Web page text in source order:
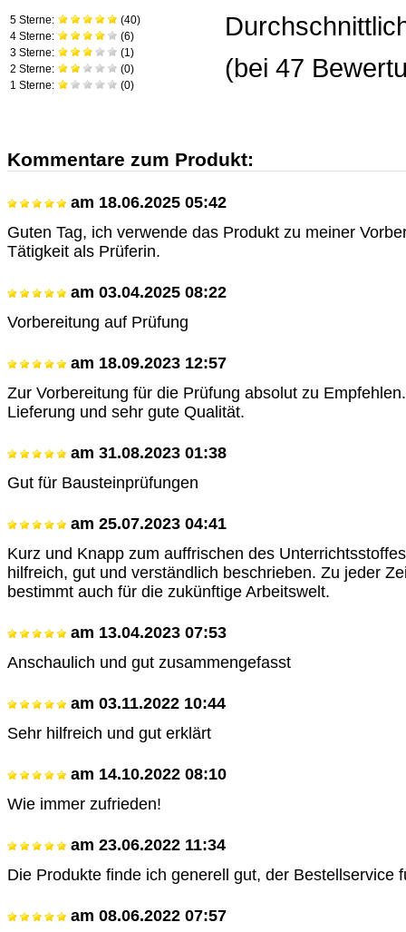
5 Sterne: (40)
4 Sterne:
(6)
3 Sterne:
(1)
2 Sterne:
(0)
1 Sterne:
(0)
(bei 47
Kommentare zum Produkt:
am 18.06.2025 05:42
Guten Tag, ich verwende das Produkt zu meiner
Tätigkeit als Prüferin.
am 03.04.2025 08:22
Vorbereitung auf Prüfung
am 18.09.2023 12:57
Zur Vorbereitung für die Prüfung absolut zu
Lieferung und sehr gute Qualität.
am 31.08.2023 01:38
Gut für Bausteinprüfungen
am 25.07.2023 04:41
Kurz und Knapp zum auffrischen des
hilfreich, gut und verständlich beschrieben. Zu jeder
bestimmt auch für die zukünftige Arbeitswelt.
am 13.04.2023 07:53
Anschaulich und gut zusammengefasst
am 03.11.2022 10:44
Sehr hilfreich und gut erklärt
am 14.10.2022 08:10
Wie immer zufrieden!
am 23.06.2022 11:34
Die Produkte finde ich generell gut, der Bestellservice
am 08.06.2022 07:57